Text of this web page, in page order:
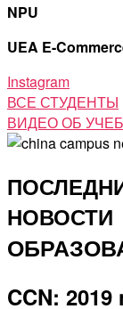
NPU
UEA E-
Instagram
ВСЕ СТУДЕНТЫ
ВИДЕО ОБ
НОВОСТИ
CCN: